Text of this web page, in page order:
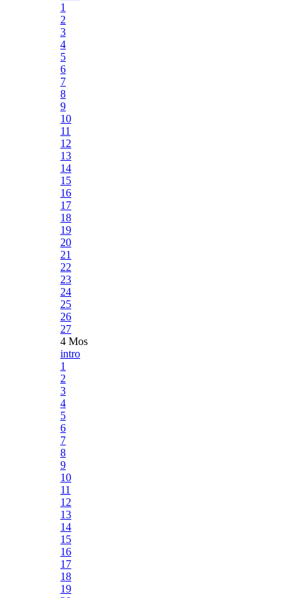
1
2
3
4
5
6
7
8
9
10
11
12
13
14
15
16
17
18
19
20
21
22
23
24
25
26
27
4 Mos
intro
1
2
3
4
5
6
7
8
9
10
11
12
13
14
15
16
17
18
19